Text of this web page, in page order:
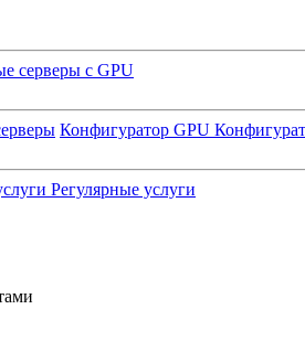
серверы с GPU
Конфигуратор GPU
Регулярные услуги